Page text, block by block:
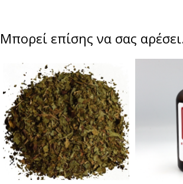
Μπορεί επίσης να σας